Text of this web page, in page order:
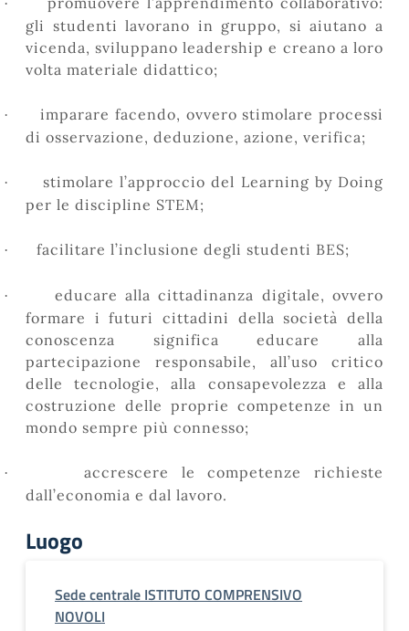
·
gli studenti lavorano in gruppo, si aiutano a
vicenda, sviluppano leadership e creano a loro
volta materiale didattico;
·imparare facendo, ovvero stimolare processi
di osservazione, deduzione, azione, verifica;
· stimolare l’approccio del Learning by Doing
per le discipline STEM;
· facilitare l’inclusione degli studenti BES;
· educare alla cittadinanza digitale, ovvero
formare i futuri cittadini della società della
conoscenza significa educare alla
partecipazione responsabile, all’uso critico
delle tecnologie, alla consapevolezza e alla
costruzione delle proprie competenze in un
mondo sempre più connesso;
· accrescere le competenze richieste
dall’economia e dal lavoro.
Luogo
Sede centrale ISTITUTO COMPRENSIVO
NOVOLI